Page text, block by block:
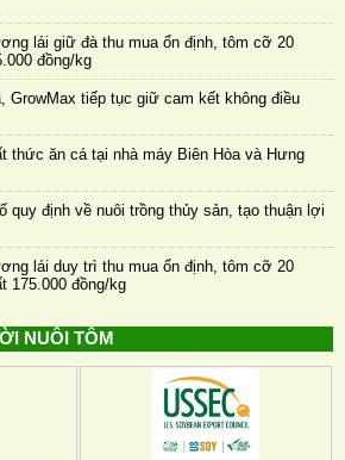
lái giữ đà thu mua ổn định, tôm cỡ 20
đồng/kg
GrowMax tiếp tục giữ cam kết không điều
thức ăn cá tại nhà máy Biên Hòa và Hưng
quy định về nuôi trồng thủy sản, tạo thuận lợi
lái duy trì thu mua ổn định, tôm cỡ 20
175.000 đồng/kg
NUÔI TÔM